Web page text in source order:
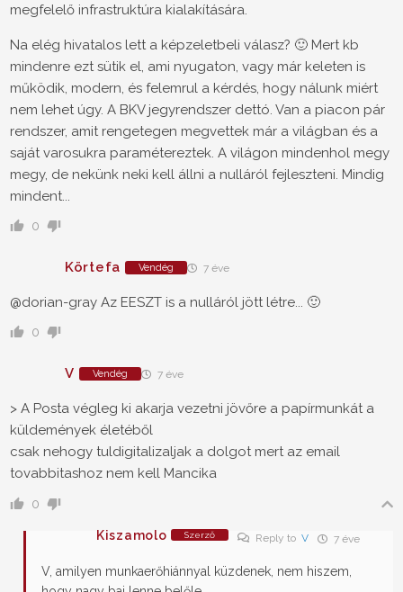
megfelelő infrastruktúra kialakítására.
Na elég hivatalos lett a képzeletbeli válasz? 🙂 Mert kb
mindenre ezt sütik el, ami nyugaton, vagy már keleten is
működik, modern, és felemrul a kérdés, hogy nálunk miért
nem lehet úgy. A BKV jegyrendszer dettó. Van a piacon pár
rendszer, amit rengetegen megvettek már a világban és a
saját varosukra paramétereztek. A világon mindenhol megy
megy, de nekünk neki kell állni a nulláról fejleszteni. Mindig
mindent...
0
Körtefa Vendég 7 éve
@dorian-gray Az EESZT is a nulláról jött létre... 🙂
0
V Vendég 7 éve
> A Posta végleg ki akarja vezetni jövőre a papírmunkát a
küldemények életéből
csak nehogy tuldigitalizaljak a dolgot mert az email
tovabbitashoz nem kell Mancika
0
Kiszamolo Szerző Reply toV 7 éve
V, amilyen munkaerőhiánnyal küzdenek, nem hiszem,